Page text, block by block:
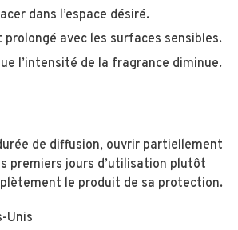
dans l’espace désiré.
avec les surfaces sensibles.
l’intensité de la fragrance diminue.
de diffusion, ouvrir partiellement
premiers jours d’utilisation plutôt
le produit de sa protection.
Unis